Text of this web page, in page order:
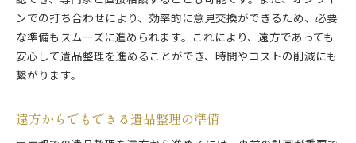
ンでの打ち合わせにより、効率的に意見交換ができるため、必要
な準備もスムーズに進められます。これにより、遠方であっても
安心して遺品整理を進めることができ、時間やコストの削減にも
繋がります。
遠方からでもできる遺品整理の準備